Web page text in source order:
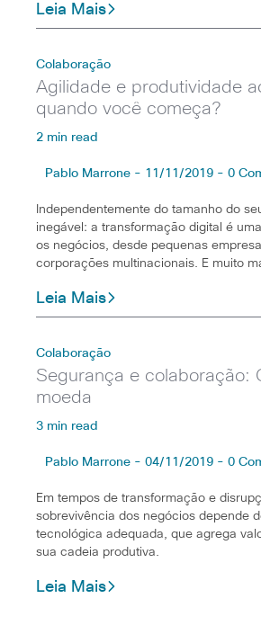
Leia Mais
Colaboração
Agilidade e produtividade
quando você começa?
2 min read
Pablo Marrone - 11/11/2019 - 0
Independentemente do tamanho do
inegável: a transformação digital é
os negócios, desde pequenas
corporações multinacionais. E muito
Leia Mais
Colaboração
Segurança e colaboração:
moeda
3 min read
Pablo Marrone - 04/11/2019 - 0
Em tempos de transformação e
sobrevivência dos negócios depende
tecnológica adequada, que agrega
sua cadeia produtiva.
Leia Mais